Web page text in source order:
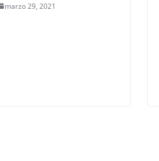
marzo 29, 2021